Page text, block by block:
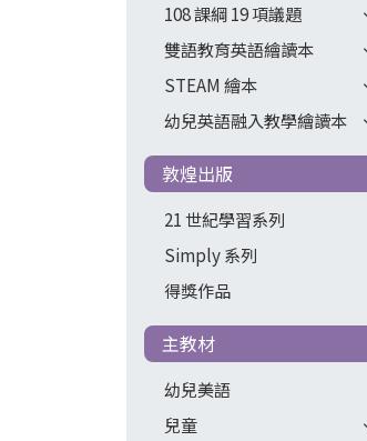
108 課綱 19 項議題
雙語教育英語繪讀本
STEAM 繪本
幼兒英語融入教學繪讀本
敦煌出版
21 世紀學習系列
Simply 系列
得獎作品
主教材
幼兒美語
兒童